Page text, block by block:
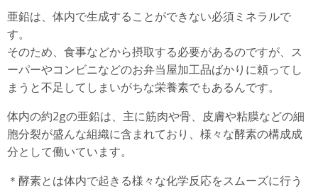
亜鉛は、体内で生成することができない必須ミネラルで
す。
そのため、食事などから摂取する必要があるのですが、ス
ーパーやコンビニなどのお弁当屋加工品ばかりに頼ってし
まうと不足してしまいがちな栄養素でもあるんです。
体内の約2gの亜鉛は、主に筋肉や骨、皮膚や粘膜などの細
胞分裂が盛んな組織に含まれており、様々な酵素の構成成
分として働いています。
＊酵素とは体内で起きる様々な化学反応をスムーズに行う